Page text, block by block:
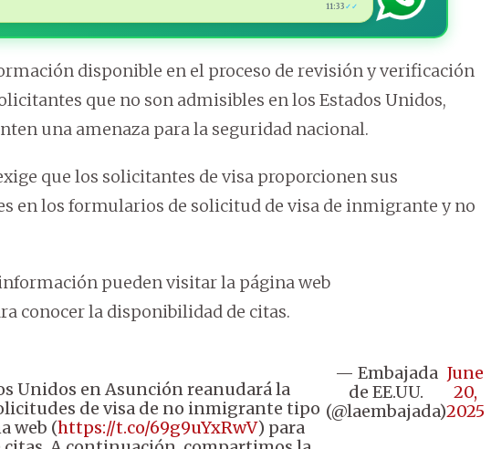
11:33 ✓✓
disponible en el proceso de revisión y verificación
que no son admisibles en los Estados Unidos,
una amenaza para la seguridad nacional.
que los solicitantes de visa proporcionen sus
en los formularios de solicitud de visa de inmigrante y no
pueden visitar la página web
conocer la disponibilidad de citas.
Unidos en Asunción reanudará la
de visa de no inmigrante tipo
web (https://t.co/69g9uYxRwV) para
— Embajada
de EE.UU.
(@laembajada)
June
20,
2025